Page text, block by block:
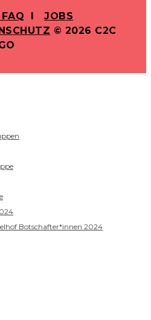
FAQ IJOBS
© 2026 C2C
Botschafter*innen 2024